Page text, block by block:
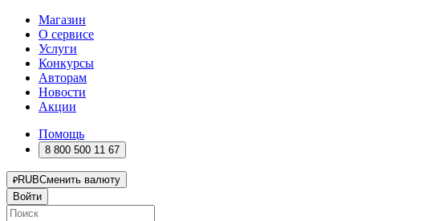
Магазин
О сервисе
Услуги
Конкурсы
Авторам
Новости
Акции
Помощь
8 800 500 11 67
RUBСменить валюту
Войти